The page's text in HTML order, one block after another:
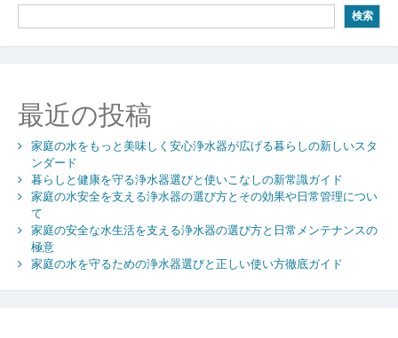
に
運
ぶ
水
器
の
組
検索
最近の投稿
家庭の水をもっと美味しく安心浄水器が広げる暮らしの新しいスタ
ンダード
暮らしと健康を守る浄水器選びと使いこなしの新常識ガイド
家庭の水安全を支える浄水器の選び方とその効果や日常管理につい
て
家庭の安全な水生活を支える浄水器の選び方と日常メンテナンスの
極意
家庭の水を守るための浄水器選びと正しい使い方徹底ガイド